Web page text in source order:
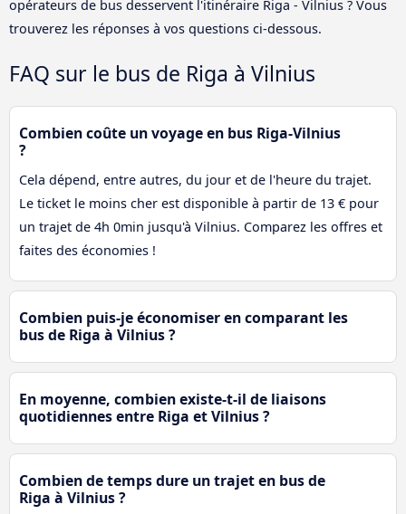
opérateurs de bus desservent l'itinéraire Riga - Vilnius ? Vous
trouverez les réponses à vos questions ci-dessous.
FAQ sur le bus de Riga à Vilnius
Combien coûte un voyage en bus Riga-Vilnius
?
Cela dépend, entre autres, du jour et de l'heure du trajet.
Le ticket le moins cher est disponible à partir de 13 € pour
un trajet de 4h 0min jusqu'à Vilnius. Comparez les offres et
faites des économies !
Combien puis-je économiser en comparant les
bus de Riga à Vilnius ?
En moyenne, combien existe-t-il de liaisons
quotidiennes entre Riga et Vilnius ?
Combien de temps dure un trajet en bus de
Riga à Vilnius ?